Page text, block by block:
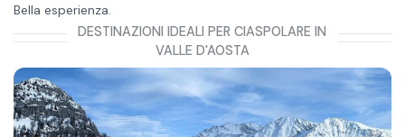
Bella esperienza.
DESTINAZIONI IDEALI PER CIASPOLARE IN
VALLE D'AOSTA